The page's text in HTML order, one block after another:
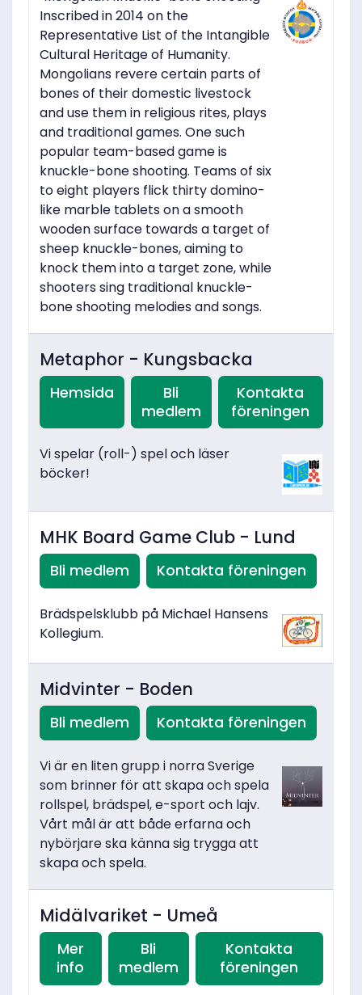
Inscribed in 2014 on the
Representative List of the Intangible
Cultural Heritage of Humanity.
Mongolians revere certain parts of
bones of their domestic livestock
and use them in religious rites, plays
and traditional games. One such
popular team-based game is
knuckle-bone shooting. Teams of six
to eight players flick thirty domino-
like marble tablets on a smooth
wooden surface towards a target of
sheep knuckle-bones, aiming to
knock them into a target zone, while
shooters sing traditional knuckle-
bone shooting melodies and songs.
Metaphor - Kungsbacka
Hemsida
Bli
medlem
Kontakta
föreningen
Vi spelar (roll-) spel och läser
böcker!
MHK Board Game Club - Lund
Bli medlem Kontakta föreningen
Brädspelsklubb på Michael Hansens
Kollegium.
Midvinter - Boden
Bli medlem Kontakta föreningen
Vi är en liten grupp i norra Sverige
som brinner för att skapa och spela
rollspel, brädspel, e-sport och lajv.
Vårt mål är att både erfarna och
nybörjare ska känna sig trygga att
skapa och spela.
Midälvariket - Umeå
Mer
info
Bli
medlem
Kontakta
föreningen